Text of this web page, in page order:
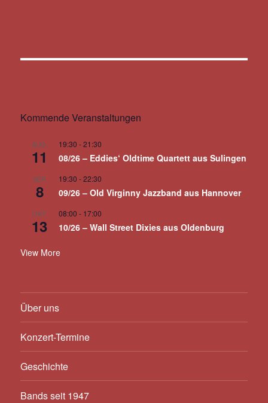
Kommende Veranstaltungen
AUG.
11
19:30 -21:30
08/26 – Eddies‘ Oldtime Quartett aus Sulingen
SEP.
8
19:30 -22:30
09/26 – Old Virginny Jazzband aus Hannover
OKT.
13
08:00 - 17:00
10/26 – Wall Street Dixies aus Oldenburg
View More
Über uns
Konzert-Termine
Geschichte
Bands seit 1947